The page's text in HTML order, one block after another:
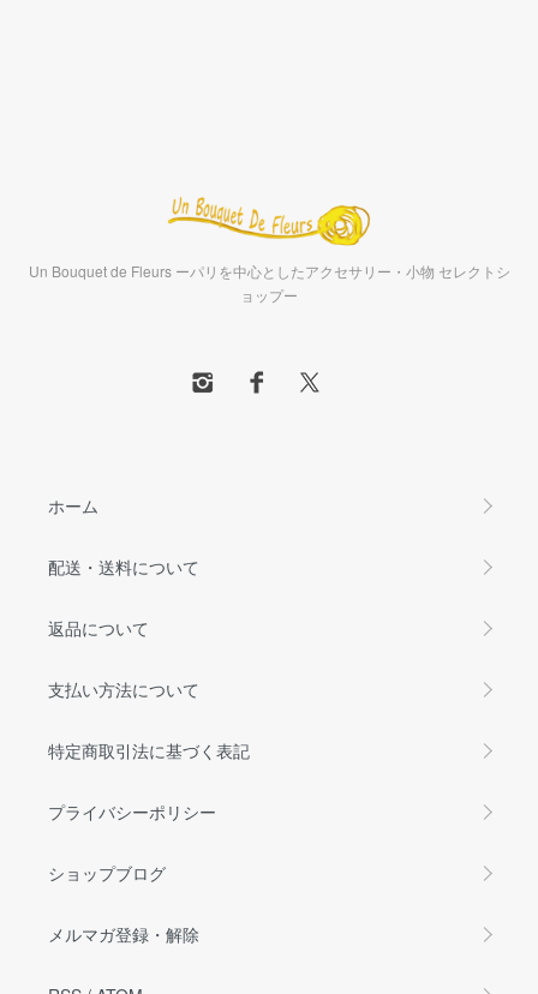
Un Bouquet de Fleurs ーパリを中心としたアクセサリー・小物 セレクトシ
ョップー
ホーム
配送・送料について
返品について
支払い方法について
特定商取引法に基づく表記
プライバシーポリシー
ショップブログ
メルマガ登録・解除